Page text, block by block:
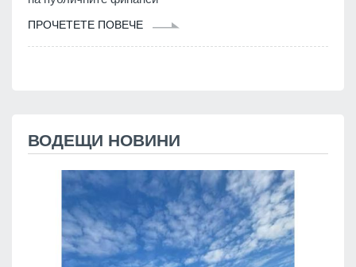
ПРОЧЕТЕТЕ ПОВЕЧЕ
ВОДЕЩИ НОВИНИ